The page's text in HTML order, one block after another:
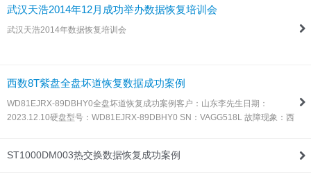
武汉天浩2014年12月成功举办数据恢复培训会
武汉天浩2014年数据恢复培训会
西数8T紫盘全盘坏道恢复数据成功案例
WD81EJRX-89DBHY0全盘坏道恢复成功案例客户：山东李先生日期：
2023.12.10硬盘型号：WD81EJRX-89DBHY0 SN：VAGG518L 故障现象：西
ST1000DM003热交换数据恢复成功案例
在线留言